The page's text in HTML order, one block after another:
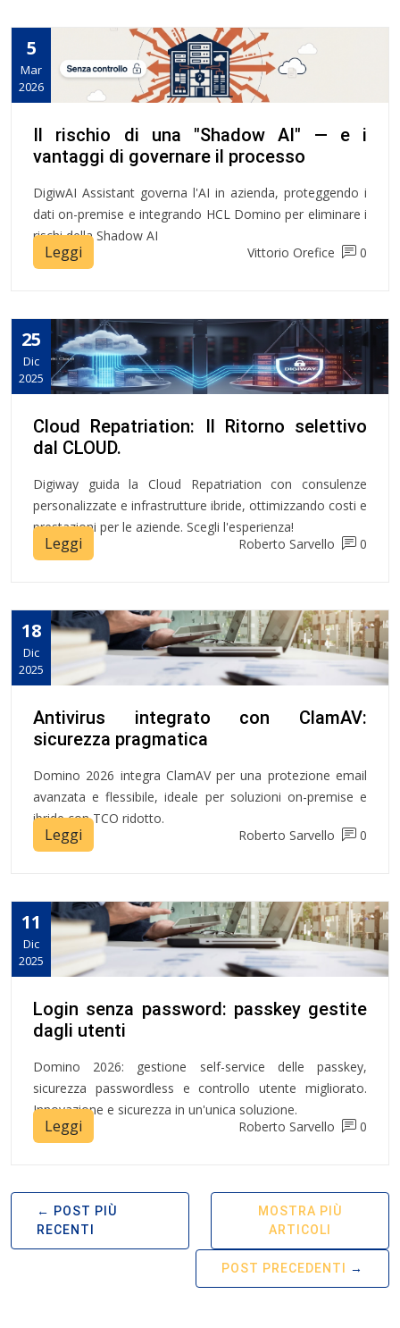
5
Mar
2026
Il rischio di una "Shadow AI" — e i
vantaggi di governare il processo
DigiwAI Assistant governa l'AI in azienda, proteggendo i
dati on-premise e integrando HCL Domino per eliminare i
rischi della Shadow AI
Leggi Vittorio Orefice 0
25
Dic
2025
Cloud Repatriation: Il Ritorno selettivo
dal CLOUD.
Digiway guida la Cloud Repatriation con consulenze
personalizzate e infrastrutture ibride, ottimizzando costi e
prestazioni per le aziende. Scegli l'esperienza!
Leggi Roberto Sarvello 0
18
Dic
2025
Antivirus integrato con ClamAV:
sicurezza pragmatica
Domino 2026 integra ClamAV per una protezione email
avanzata e flessibile, ideale per soluzioni on-premise e
ibride con TCO ridotto.
Leggi Roberto Sarvello 0
11
Dic
2025
Login senza password: passkey gestite
dagli utenti
Domino 2026: gestione self-service delle passkey,
sicurezza passwordless e controllo utente migliorato.
Innovazione e sicurezza in un'unica soluzione.
Leggi Roberto Sarvello 0
POST PIÙ
RECENTI
MOSTRA PIÙ
ARTICOLI
POST PRECEDENTI